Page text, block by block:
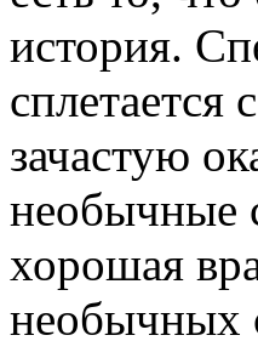
история.
зачастую
необычные
хорошая
необычных